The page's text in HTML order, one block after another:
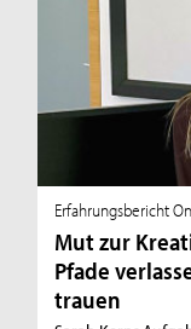
Erfahrungsbericht
Mut zur
Pfade
trauen